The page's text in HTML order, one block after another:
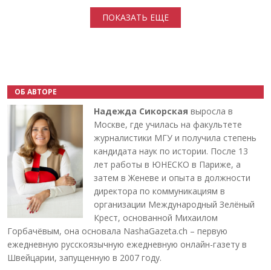
ПОКАЗАТЬ ЕЩЕ
ОБ АВТОРЕ
Надежда Сикорская выросла в
Москве, где училась на факультете
журналистики МГУ и получила степень
кандидата наук по истории. После 13
лет работы в ЮНЕСКО в Париже, а
затем в Женеве и опыта в должности
директора по коммуникациям в
организации Международный Зелёный
Крест, основанной Михаилом
Горбачёвым, она основала NashaGazeta.ch – первую
ежедневную русскоязычную ежедневную онлайн-газету в
Швейцарии, запущенную в 2007 году.